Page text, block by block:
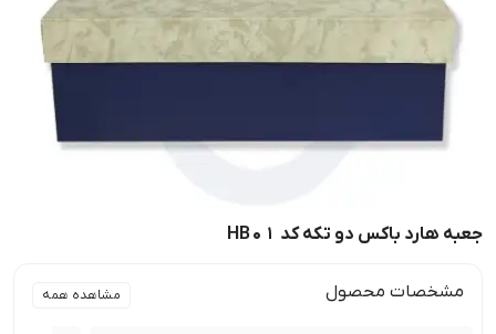
جعبه هارد باکس دو تکه کد HB01
مشخصات محصول مشاهده همه